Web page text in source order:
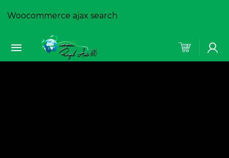
Woocommerce ajax search